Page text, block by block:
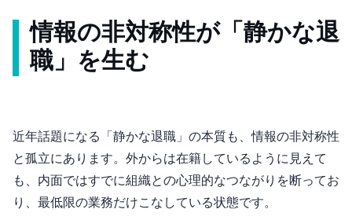
情報の非対称性が「静かな退
職」を生む
近年話題になる「静かな退職」の本質も、情報の非対称性
と孤立にあります。外からは在籍しているように見えて
も、内面ではすでに組織との心理的なつながりを断ってお
り、最低限の業務だけこなしている状態です。